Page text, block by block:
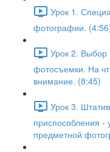
Урок 1.
фотографии.
Урок 2. Выбор
фотосъемки. На
внимание. (8:45)
Урок 3.
приспособления
предметной